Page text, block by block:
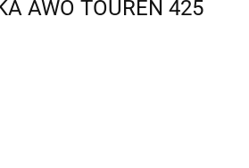
AWO TOUREN 425